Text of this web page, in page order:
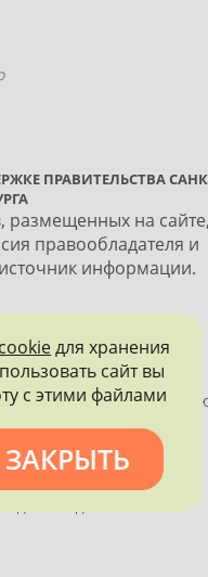
ПРАВИТЕЛЬСТВА
размещенных на
правообладателя и
информации.
КОНТРОЛЮ,
ОХРАНЫ ПАМЯТНИКОВ
cookieдля хранения
сайт вы
с этими файлами